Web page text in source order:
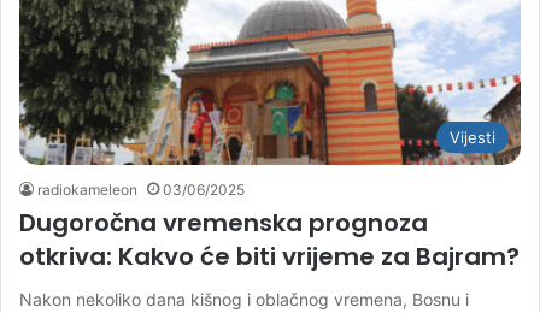
Vijesti
radiokameleon 03/06/2025
Dugoročna vremenska prognoza
otkriva: Kakvo će biti vrijeme za Bajram?
Nakon nekoliko dana kišnog i oblačnog vremena, Bosnu i